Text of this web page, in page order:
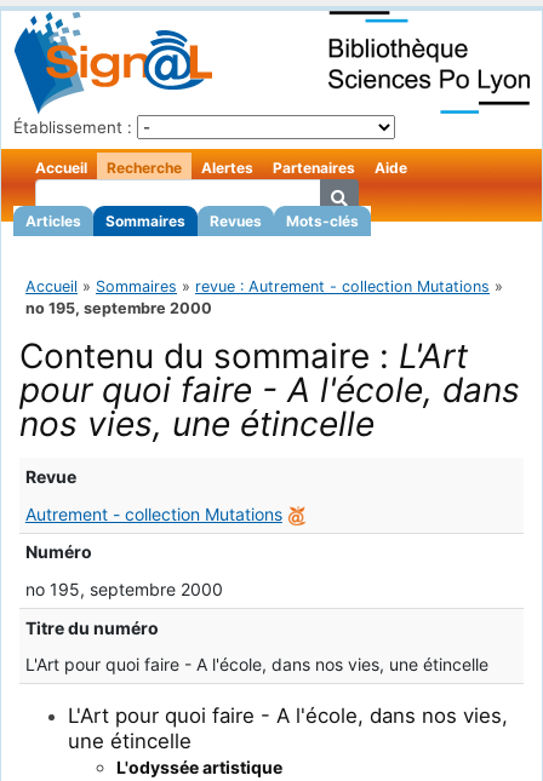
Établissement :
Accueil Recherche
Articles Sommaires Revues Mots-clés
Alertes Partenaires Aide
Accueil » Sommaires » revue : Autrement - collection Mutations »
no 195, septembre 2000
Contenu du sommaire : L'Art
pour quoi faire - A l'école, dans
nos vies, une étincelle
Revue
Autrement - collection Mutations
Numéro
no 195, septembre 2000
Titre du numéro
L'Art pour quoi faire - A l'école, dans nos vies, une étincelle
L'Art pour quoi faire - A l'école, dans nos vies,
une étincelle
L'odyssée artistique